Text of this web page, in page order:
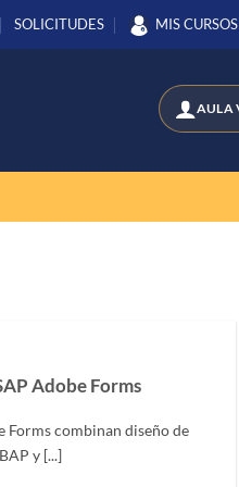
SOLICITUDES MIS CURSOS
Adobe Forms
Forms combinan diseño de
y [...]